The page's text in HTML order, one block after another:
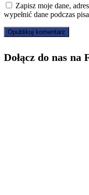
Zapisz moje dane,
wypełnić dane podczas
Dołącz do nas na